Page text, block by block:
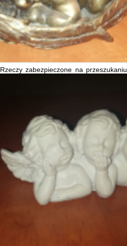
Rzeczy zabezpieczone na przeszukaniu